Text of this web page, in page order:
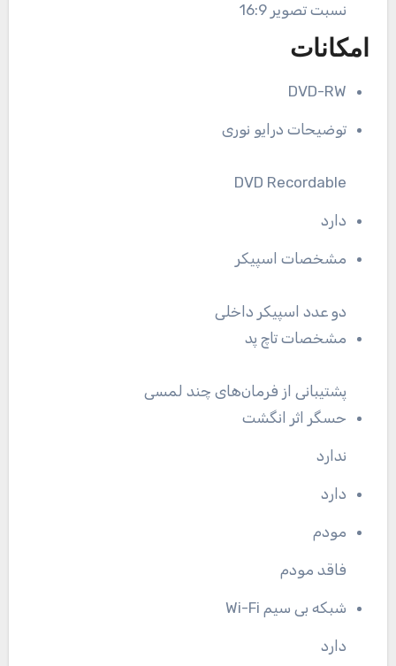
نسبت تصویر 16:9
امکانات
DVD-RW
توضیحات درایو نوری
DVD Recordable
دارد
مشخصات اسپیکر
دو عدد اسپیکر داخلی
مشخصات تاچ پد
پشتیبانی از فرمان‌های چند لمسی
حسگر اثر انگشت
ندارد
دارد
مودم
فاقد مودم
شبکه بی سیم Wi-Fi
دارد